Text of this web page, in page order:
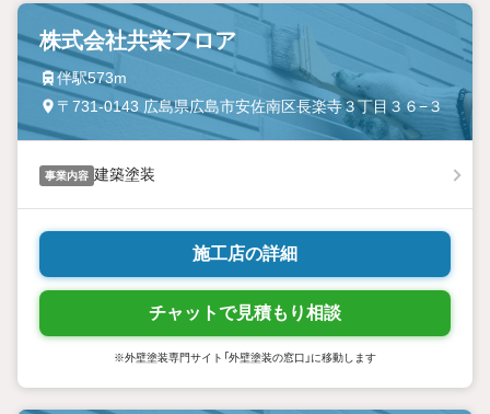
株式会社共栄フロア
伴駅573m
〒731-0143 広島県広島市安佐南区長楽寺３丁目３６−３
事業内容 建築塗装
施工店の詳細
チャットで見積もり相談
※外壁塗装専門サイト「外壁塗装の窓口」に移動します